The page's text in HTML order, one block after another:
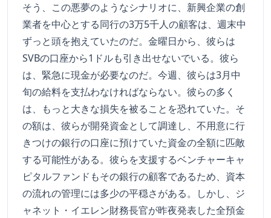
そう、この悪夢のようなシナリオに、新興企業の創
業者を中心とする同行の3万5千人の顧客は、週末中
ずっと頭を抱えていたのだ。金曜日から、彼らは
SVBの口座から1ドルも引き出せないでいる。彼ら
は、緊急に現金が必要なのだ。今週、彼らは3月中
旬の給料を支払わなければならない。彼らの多く
は、もっと大きな損失を被ることを恐れていた。そ
の額は、彼らが開発資金として調達し、不用意に行
きつけの銀行の口座に預けていた資金の全額に匹敵
する可能性がある。彼らを支援するベンチャーキャ
ピタルファンドもその銀行の顧客であるため、資本
の流れの管理には多少の平穏さがある。しかし、ジ
ャネット・イエレン財務長官が昨夜発表した全預金